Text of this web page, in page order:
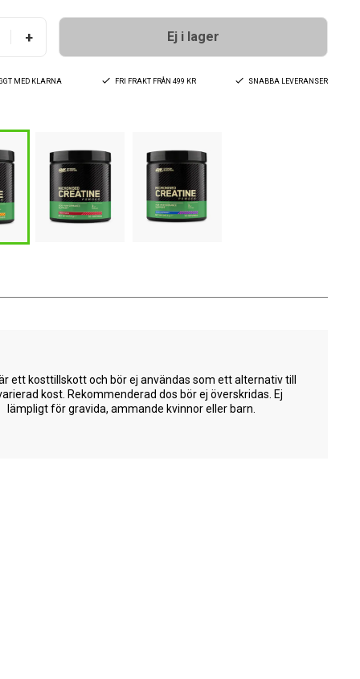
+ Ej i lager
MED KLARNA FRI FRAKT FRÅN 499 KR SNABBA LEVERANSER
ett kosttillskott och bör ej användas som ett alternativ till
kost. Rekommenderad dos bör ej överskridas. Ej
lämpligt för gravida, ammande kvinnor eller barn.